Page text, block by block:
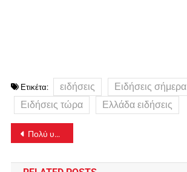
Ετικέτα: ειδήσεις
Ειδήσεις σήμερα
Ειδήσεις τώρα
Ελλάδα ειδήσεις
Πλοήγηση
άρθρων
Πολύ υψηλός και σήμερα ο κίνδυνος πυρκαγιάς – Ποιες περιοχές βρίσκονται στο «κόκκινο»